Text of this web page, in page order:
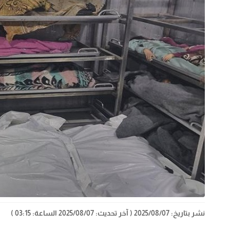
نشر بتاريخ: 2025/08/07 ( آخر تحديث: 2025/08/07 الساعة: 03:15 )